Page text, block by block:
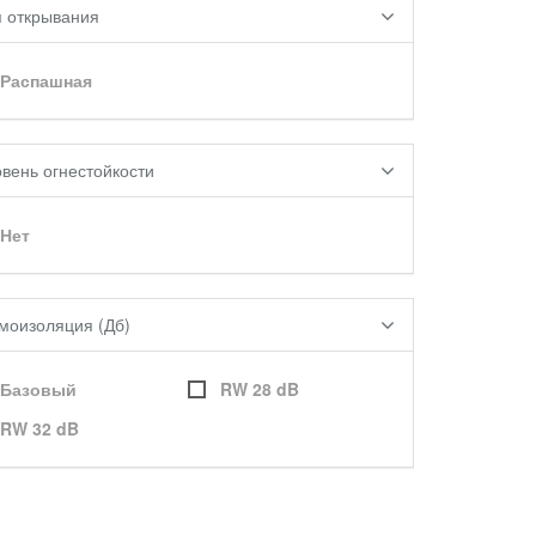
открывания
Распашная
огнестойкости
Нет
(Дб)
Базовый
RW 28 dB
RW 32 dB